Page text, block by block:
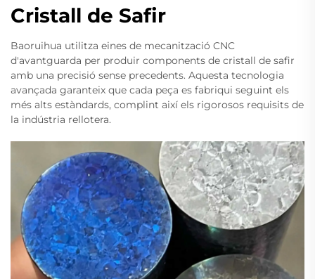
Cristall de Safir
Baoruihua utilitza eines de mecanització CNC
d'avantguarda per produir components de cristall de safir
amb una precisió sense precedents. Aquesta tecnologia
avançada garanteix que cada peça es fabriqui seguint els
més alts estàndards, complint així els rigorosos requisits de
la indústria rellotera.